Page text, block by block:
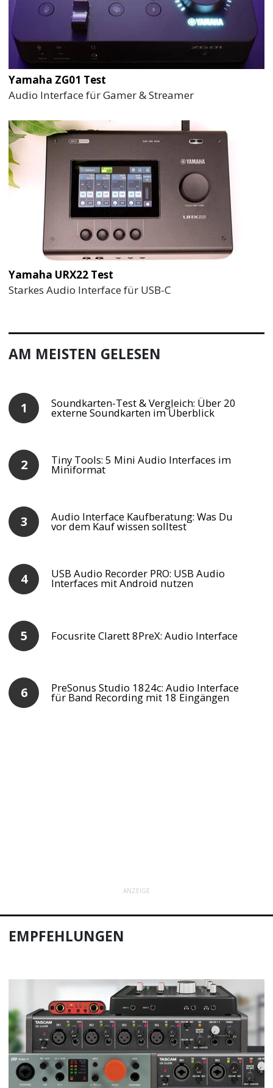
Yamaha ZG01 Test
Audio Interface für Gamer & Streamer
Yamaha URX22 Test
Starkes Audio Interface für USB-C
AM MEISTEN GELESEN
Soundkarten-Test & Vergleich: Über 20
externe Soundkarten im Überblick
Tiny Tools: 5 Mini Audio Interfaces im
Miniformat
Audio Interface Kaufberatung: Was Du
vor dem Kauf wissen solltest
USB Audio Recorder PRO: USB Audio
Interfaces mit Android nutzen
Focusrite Clarett 8PreX: Audio Interface
PreSonus Studio 1824c: Audio Interface
für Band Recording mit 18 Eingängen
ANZEIGE
EMPFEHLUNGEN